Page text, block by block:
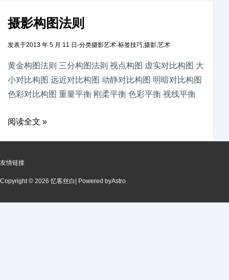
摄影构图法则
发表于2013 年 5 月 11 日 -分类摄影艺术-标签技巧,摄影,艺术
黄金构图法则 三分构图法则 视点构图 虚实对比构图 大
小对比构图 远近对比构图 动静对比构图 明暗对比构图
色彩对比构图 重量平衡 刚柔平衡 色彩平衡 视线平衡
阅读全文 »
友情链接
Copyright © 2026 忆客丝白 | Powered byAstro